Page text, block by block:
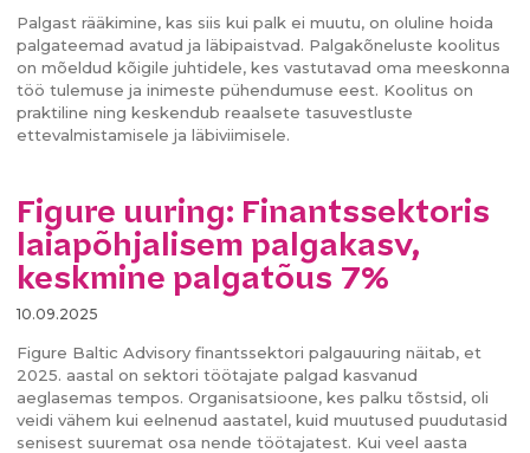
Palgast rääkimine, kas siis kui palk ei muutu, on oluline hoida
palgateemad avatud ja läbipaistvad. Palgakõneluste koolitus
on mõeldud kõigile juhtidele, kes vastutavad oma meeskonna
töö tulemuse ja inimeste pühendumuse eest. Koolitus on
praktiline ning keskendub reaalsete tasuvestluste
ettevalmistamisele ja läbiviimisele.
Figure uuring: Finantssektoris
laiapõhjalisem palgakasv,
keskmine palgatõus 7%
10.09.2025
Figure Baltic Advisory finantssektori palgauuring näitab, et
2025. aastal on sektori töötajate palgad kasvanud
aeglasemas tempos. Organisatsioone, kes palku tõstsid, oli
veidi vähem kui eelnenud aastatel, kuid muutused puudutasid
senisest suuremat osa nende töötajatest. Kui veel aasta